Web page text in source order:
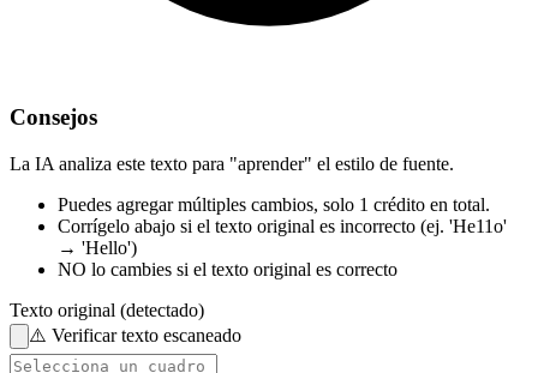
Consejos
La IA analiza este texto para "aprender" el estilo de fuente.
Puedes agregar múltiples cambios, solo 1 crédito en total.
Corrígelo abajo si el texto original es incorrecto (ej. 'He11o'
→ 'Hello')
NO lo cambies si el texto original es correcto
Texto original (detectado)
⚠️ Verificar texto escaneado